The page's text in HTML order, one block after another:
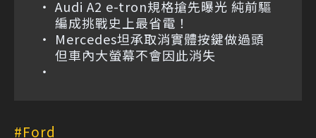
Audi A2 e-tron規格搶先曝光 純前驅
編成挑戰史上最省電！
Mercedes坦承取消實體按鍵做過頭
但車內大螢幕不會因此消失
Ford